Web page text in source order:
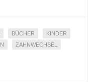
BÜCHER
KINDER
ZAHNWECHSEL